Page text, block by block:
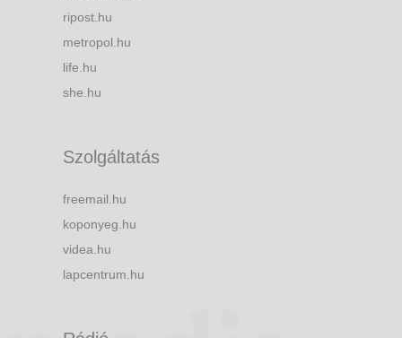
ripost.hu
metropol.hu
life.hu
she.hu
Szolgáltatás
freemail.hu
koponyeg.hu
videa.hu
lapcentrum.hu